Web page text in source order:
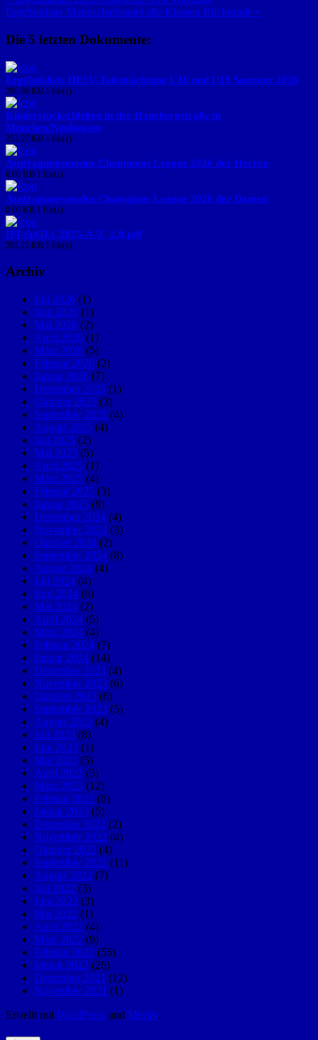
Ergebnisliste Mannschaftsspiel alle Klassen Rückrunde »
Die 5 letzten Dokumente:
Ergebnisliste DESV-Talentsichtung U16 und U19 Sommer 2026
290.98 KB 1 file(s)
Kinderstockschießen in der Hanebergstraße in
München/Neuhausen
253.27 KB 1 file(s)
Austragungsmodus Champions League 2026 der Herren
0.00 KB 1 file(s)
Austragungsmodus Champions League 2026 der Damen
0.00 KB 1 file(s)
IFI-SpGLi_2025-A-Z_2.0.pdf
292.22 KB 1 file(s)
Archiv
Juli 2026 (1)
Juni 2026 (1)
Mai 2026 (2)
April 2026 (1)
März 2026 (5)
Februar 2026 (2)
Januar 2026 (7)
Dezember 2025 (1)
Oktober 2025 (3)
September 2025 (4)
August 2025 (4)
Juli 2025 (2)
Mai 2025 (5)
April 2025 (1)
März 2025 (4)
Februar 2025 (3)
Januar 2025 (8)
Dezember 2024 (4)
November 2024 (3)
Oktober 2024 (2)
September 2024 (8)
August 2024 (4)
Juli 2024 (4)
Juni 2024 (6)
Mai 2024 (2)
April 2024 (5)
März 2024 (4)
Februar 2024 (7)
Januar 2024 (14)
Dezember 2023 (4)
November 2023 (6)
Oktober 2023 (6)
September 2023 (5)
August 2023 (4)
Juli 2023 (8)
Juni 2023 (1)
Mai 2023 (5)
April 2023 (3)
März 2023 (12)
Februar 2023 (6)
Januar 2023 (5)
Dezember 2022 (2)
November 2022 (4)
Oktober 2022 (4)
September 2022 (11)
August 2022 (7)
Juli 2022 (3)
Juni 2022 (3)
Mai 2022 (1)
April 2022 (4)
März 2022 (9)
Februar 2022 (56)
Januar 2022 (26)
Dezember 2021 (12)
November 2021 (1)
Erstellt mit WordPress und Merlin.